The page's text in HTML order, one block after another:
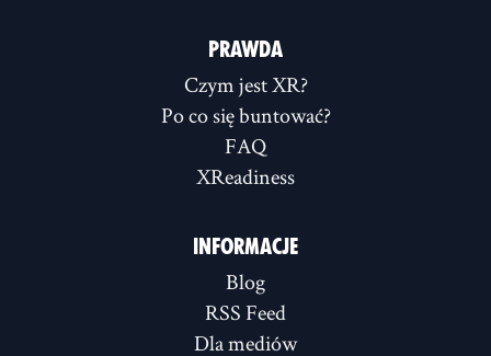
PRAWDA
Czym jest XR?
Po co się buntować?
FAQ
XReadiness
INFORMACJE
Blog
RSS Feed
Dla mediów